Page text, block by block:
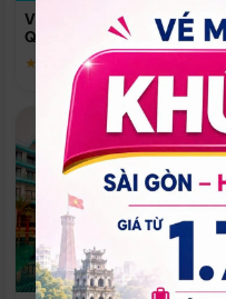
Vinpearl Resort & Spa Phu
Quoc
★ 5.0